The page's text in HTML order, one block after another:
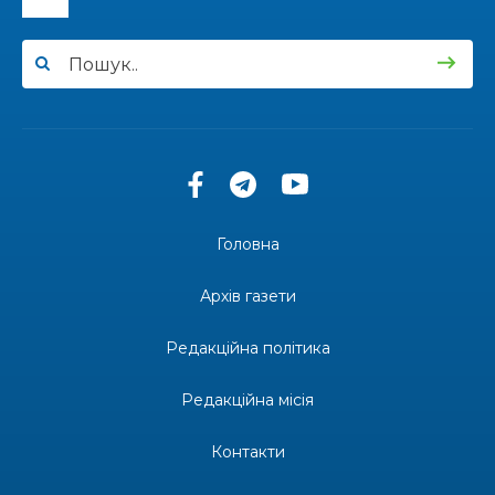
12:00
11:34
Частина ВПО більше не отримає житловий
Бахмутська молодь досліджує Полтаву
Солдат Ігор Ігорович Кравець, позивний
держава досі провалює
Майстер-клас «Троянди» для юних бахмутян
Головна
Архів газети
Редакційна політика
Редакційна місія
Контакти